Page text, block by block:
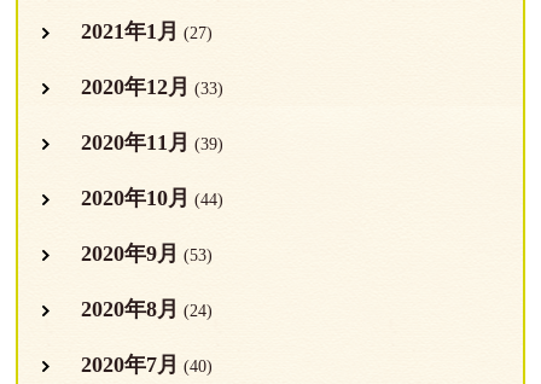
2021年1月 (27)
2020年12月 (33)
2020年11月 (39)
2020年10月 (44)
2020年9月 (53)
2020年8月 (24)
2020年7月 (40)